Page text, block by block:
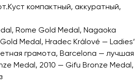
компактный, аккуратный,
Rome Gold Medal, Nagaoka
Medal, Hradec Králové — Ladies’
грамота, Barcelona — лучшая
Medal, 2010 — Gifu Bronze Medal,